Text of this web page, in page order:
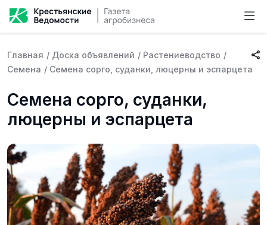
Главная / Доска объявлений / Растениеводство /
Семена / Семена сорго, суданки, люцерны и эспарцета
Семена сорго, суданки,
люцерны и эспарцета